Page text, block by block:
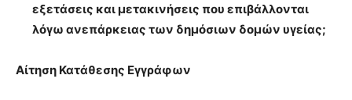
εξετάσεις και μετακινήσεις που επιβάλλονται
λόγω ανεπάρκειας των δημόσιων δομών υγείας;
Αίτηση Κατάθεσης Εγγράφων